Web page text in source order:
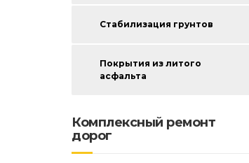
Стабилизация грунтов
Покрытия из литого
асфальта
Комплексный ремонт
дорог